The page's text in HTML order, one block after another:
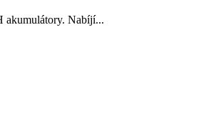
akumulátory. Nabíjí...